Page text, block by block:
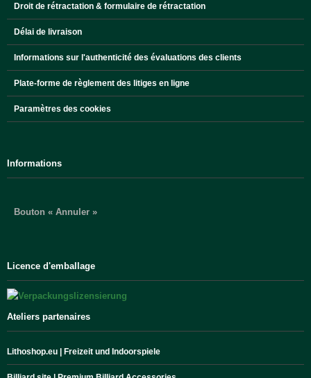
Droit de rétractation & formulaire de rétractation
Délai de livraison
Informations sur l'authenticité des évaluations des clients
Plate-forme de règlement des litiges en ligne
Paramètres des cookies
Informations
Bouton « Annuler »
Licence d'emballage
Ateliers partenaires
Lithoshop.eu | Freizeit und Indoorspiele